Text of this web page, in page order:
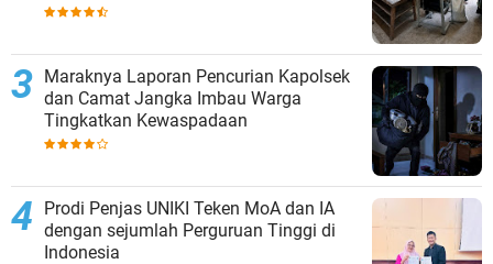
Maraknya Laporan Pencurian Kapolsek
dan Camat Jangka Imbau Warga
Tingkatkan Kewaspadaan
Prodi Penjas UNIKI Teken MoA dan IA
dengan sejumlah Perguruan Tinggi di
Indonesia